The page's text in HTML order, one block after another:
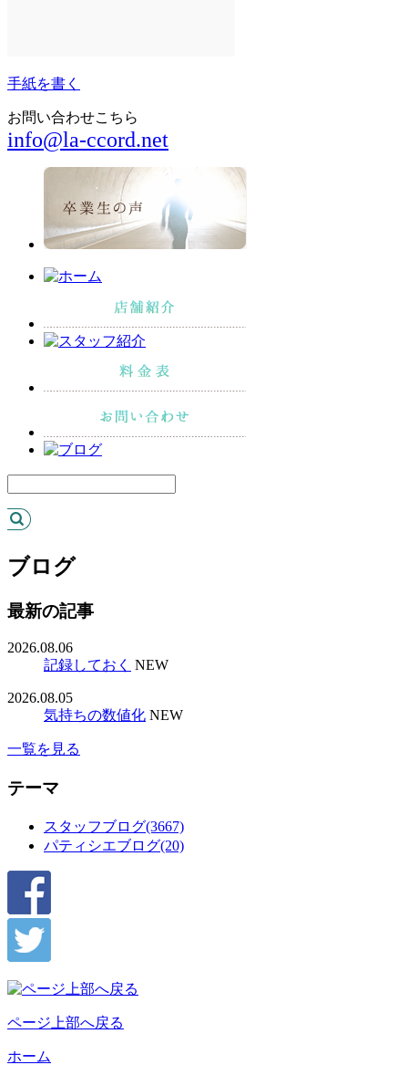
手紙を書く
お問い合わせこちら
info@la-ccord.net
ブログ
最新の記事
2026.08.06
記録しておく NEW
2026.08.05
気持ちの数値化 NEW
一覧を見る
テーマ
スタッフブログ(3667)
パティシエブログ(20)
ページ上部へ戻る
ホーム